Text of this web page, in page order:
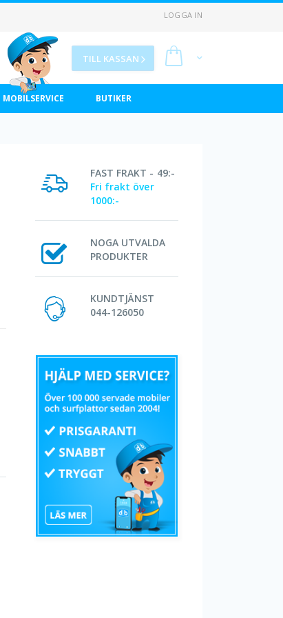
LOGGA IN
Min kundvagn
TILL KASSAN
MOBILSERVICE BUTIKER
FAST FRAKT - 49:-
Fri frakt över
1000:-
NOGA UTVALDA
PRODUKTER
KUNDTJÄNST
044-126050